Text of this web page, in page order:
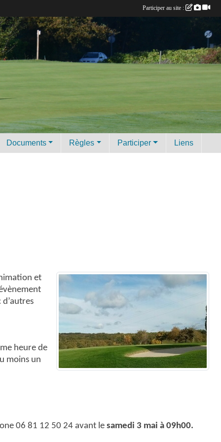
Documents Règles Participer Liens
et
heure de
moins un
06 81 12 50 24 avant le samedi 3 mai à 09h00.
Participer au site :